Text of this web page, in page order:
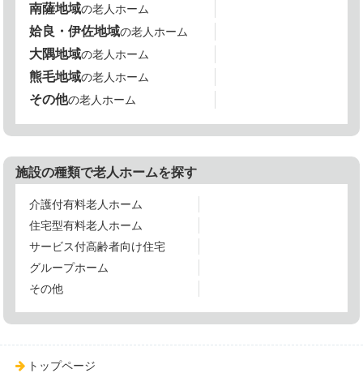
南薩地域の老人ホーム
姶良・伊佐地域の老人ホーム
大隅地域の老人ホーム
熊毛地域の老人ホーム
その他の老人ホーム
施設の種類で老人ホームを探す
介護付有料老人ホーム
住宅型有料老人ホーム
サービス付高齢者向け住宅
グループホーム
その他
トップページ